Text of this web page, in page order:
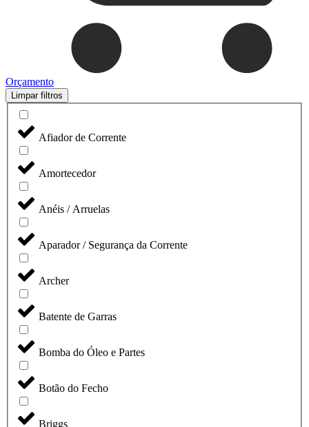
Orçamento
Limpar filtros
Afiador de Corrente
Amortecedor
Anéis / Arruelas
Aparador / Segurança da Corrente
Archer
Batente de Garras
Bomba do Óleo e Partes
Botão do Fecho
Briggs